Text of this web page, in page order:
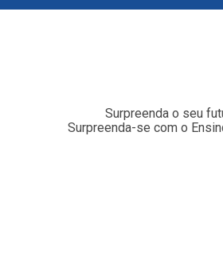
Surpreenda o seu
Surpreenda-se com o